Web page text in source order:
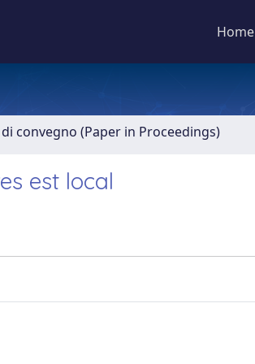
Home
convegno (Paper in Proceedings)
est local